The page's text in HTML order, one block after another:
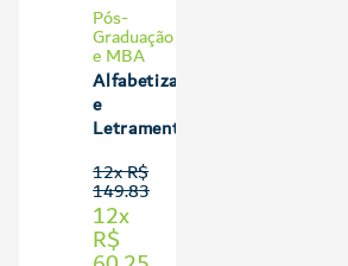
Pós-
Graduação
e MBA
Alfabetização
e
Letramento
12x
R$
12x R$
149.83